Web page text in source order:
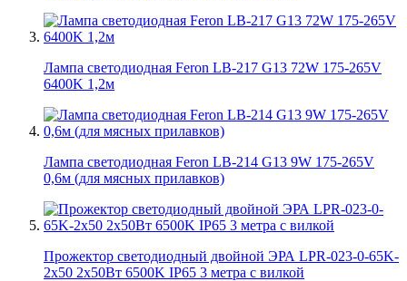
Лампа светодиодная Feron LB-217 G13 72W 175-265V
6400K 1,2м
Лампа светодиодная Feron LB-214 G13 9W 175-265V
0,6м (для мясных прилавков)
Прожектор светодиодный двойной ЭРА LPR-023-0-65K-
2х50 2х50Вт 6500K IP65 3 метра с вилкой